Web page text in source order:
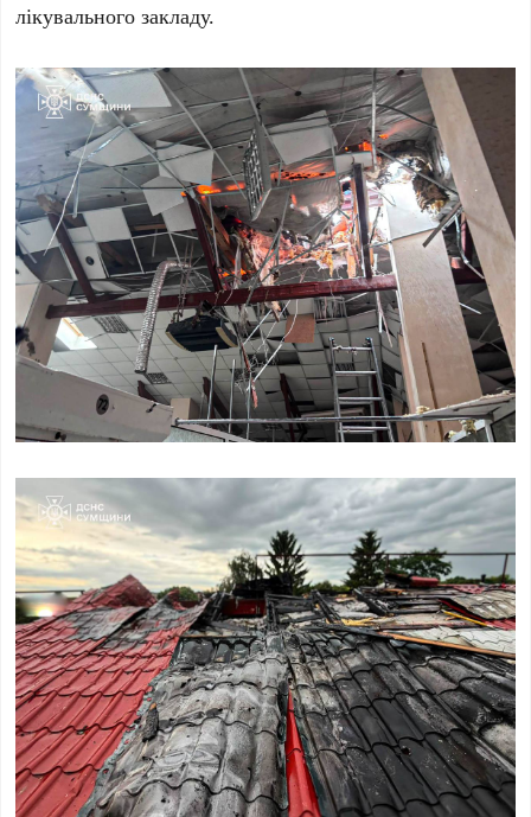
лікувального закладу.